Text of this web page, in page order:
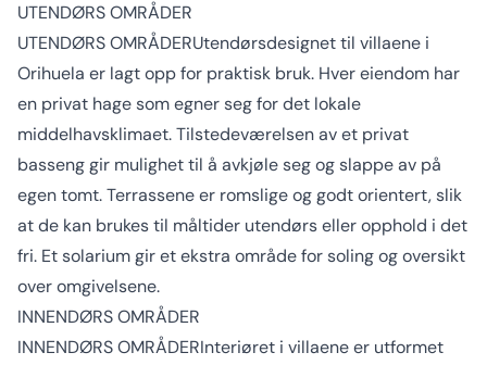
UTENDØRS OMRÅDER
UTENDØRS OMRÅDERUtendørsdesignet til villaene i
Orihuela er lagt opp for praktisk bruk. Hver eiendom har
en privat hage som egner seg for det lokale
middelhavsklimaet. Tilstedeværelsen av et privat
basseng gir mulighet til å avkjøle seg og slappe av på
egen tomt. Terrassene er romslige og godt orientert, slik
at de kan brukes til måltider utendørs eller opphold i det
fri. Et solarium gir et ekstra område for soling og oversikt
over omgivelsene.
INNENDØRS OMRÅDER
INNENDØRS OMRÅDERInteriøret i villaene er utformet